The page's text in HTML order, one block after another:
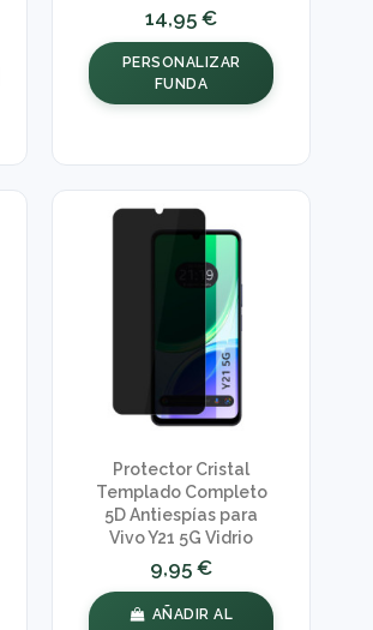
14,95 €
PERSONALIZAR
FUNDA
Protector Cristal
Templado Completo
5D Antiespías para
Vivo Y21 5G Vidrio
9,95 €
AÑADIR AL